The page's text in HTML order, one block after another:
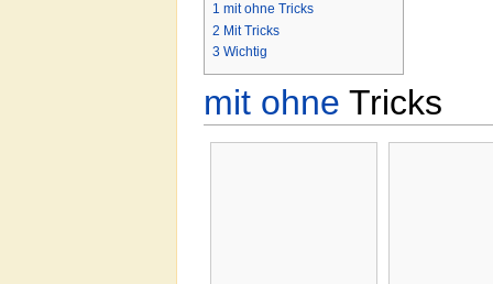
1 mit ohne Tricks
2 Mit Tricks
3 Wichtig
mit ohne Tricks